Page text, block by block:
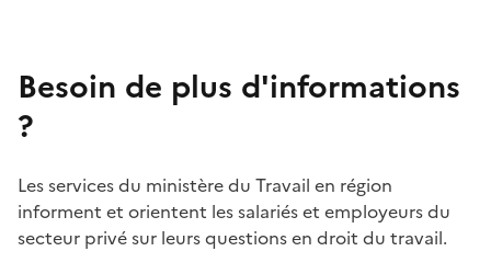
Besoin de plus d'informations
?
Les services du ministère du Travail en région
informent et orientent les salariés et employeurs du
secteur privé sur leurs questions en droit du travail.